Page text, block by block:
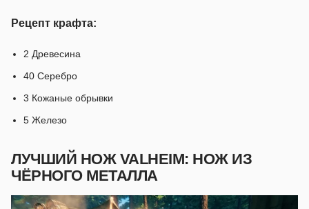
Рецепт крафта:
2 Древесина
40 Серебро
3 Кожаные обрывки
5 Железо
ЛУЧШИЙ НОЖ VALHEIM: НОЖ ИЗ
ЧЁРНОГО МЕТАЛЛА